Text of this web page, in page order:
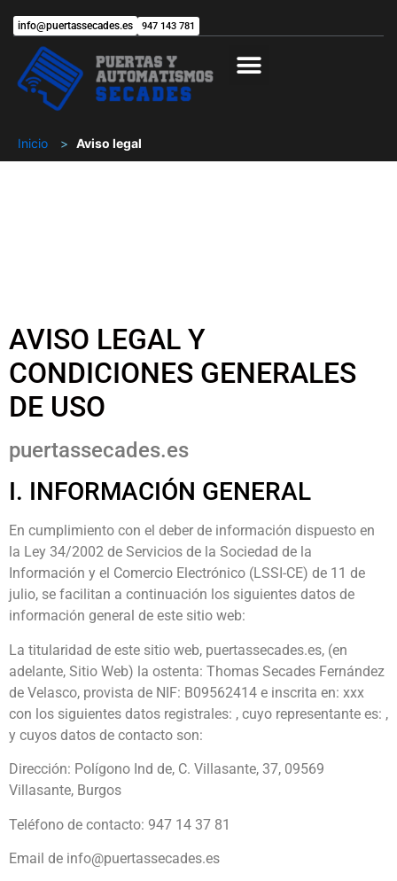
info@puertassecades.es 947 143 781
Inicio > Aviso legal
AVISO LEGAL Y
CONDICIONES GENERALES
DE USO
puertassecades.es
I. INFORMACIÓN GENERAL
En cumplimiento con el deber de información dispuesto en
la Ley 34/2002 de Servicios de la Sociedad de la
Información y el Comercio Electrónico (LSSI-CE) de 11 de
julio, se facilitan a continuación los siguientes datos de
información general de este sitio web:
La titularidad de este sitio web, puertassecades.es, (en
adelante, Sitio Web) la ostenta: Thomas Secades Fernández
de Velasco, provista de NIF: B09562414 e inscrita en: xxx
con los siguientes datos registrales: , cuyo representante es: ,
y cuyos datos de contacto son:
Dirección: Polígono Ind de, C. Villasante, 37, 09569
Villasante, Burgos
Teléfono de contacto: 947 14 37 81
Email de info@puertassecades.es